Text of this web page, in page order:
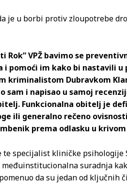
je u borbi protiv zloupotrebe
Rok” VPŽ bavimo se
pomoći im kako bi nastavili u
kriminalistom Dubravkom
sam i napisao u samoj
Funkcionalna obitelj je
ili generalno rečeno
prema odlasku u
te specijalist kliničke psihologije
suradnja
da su jedan od ključnih